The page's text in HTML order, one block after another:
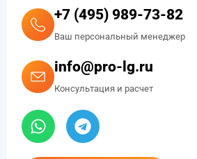
+7 (495) 989-73-82
Ваш персональный менеджер
info@pro-lg.ru
Консультация и расчет